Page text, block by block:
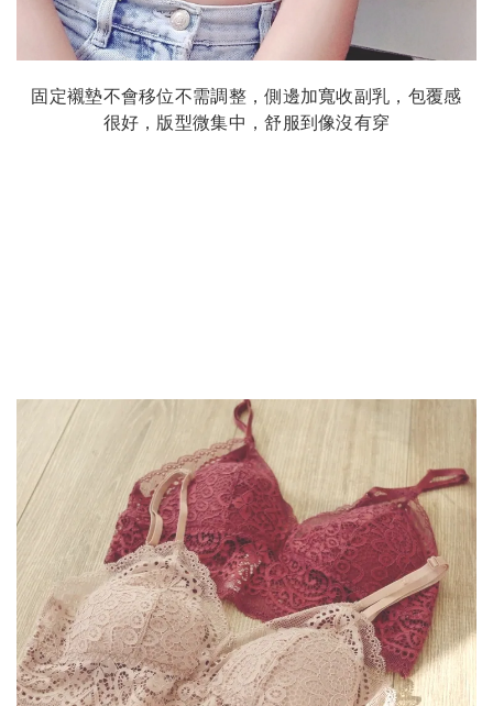
固定襯墊不會移位不需調整，側邊加寬收副乳，包覆感
很好，版型微集中，舒服到像沒有穿